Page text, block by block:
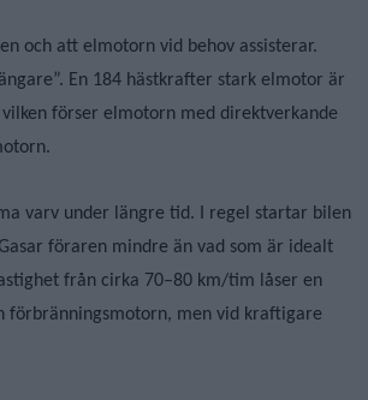
och att elmotorn vid behov assisterar.
En 184 hästkrafter stark elmotor är
förser elmotorn med direktverkande
varv under längre tid. I regel startar bilen
föraren mindre än vad som är idealt
från cirka 70–80 km/tim låser en
förbränningsmotorn, men vid kraftigare